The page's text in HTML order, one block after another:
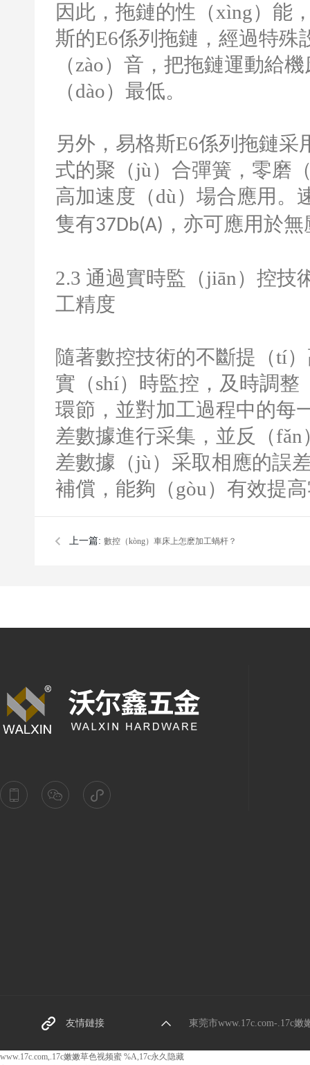
因此，拖鏈的性（xìng）能
斯的E6係列拖鏈，經過特殊
（zào）音，把拖鏈運動給
（dào）最低。
另外，易格斯E6係列拖鏈采
式的聚（jù）合彈簧，零磨
高加速度（dù）場合應用。
隻有37Db(A) ，亦可應用於
2.3 通過實時監（jiān）控技
工精度
隨著數控技術的不斷提（tí
實（shí）時監控，及時調整
環節，並對加工過程中的每
差數據進行采集，並反（
差數據（jù）采取相應的誤
補償，能夠（gòu）有效提
上一篇: 數控（kòng）車床上怎麽加工蝸杆？
友情鏈接
東（dōng）莞螺絲廠家（j
東莞市www.17c.com-.17c
www.17c.com,.17c嫩嫩草色视频蜜 %A,17c永久隐藏